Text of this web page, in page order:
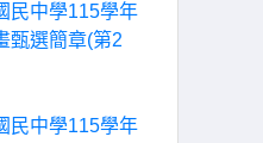
民中學115學年
甄選簡章(第2
民中學115學年